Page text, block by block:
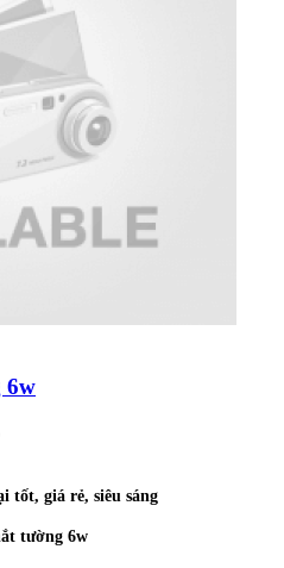
6w
tốt, giá rẻ, siêu sáng
tường 6w